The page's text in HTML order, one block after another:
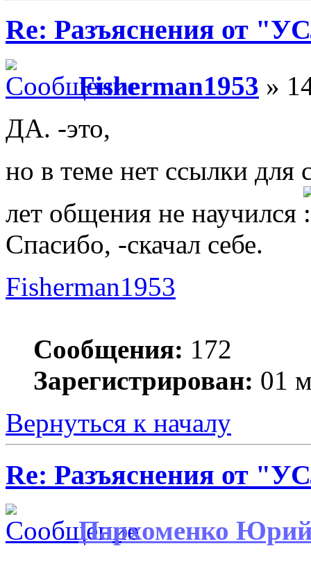
Re: Разъяснения от
Fisherman1953 »
ДА. -это,
но в теме нет ссылки для
лет общения не научился
Спасибо, -скачал себе.
Fisherman1953
Сообщения: 172
Зарегистрирован: 01
Вернуться к началу
Re: Разъяснения от
Пархоменко